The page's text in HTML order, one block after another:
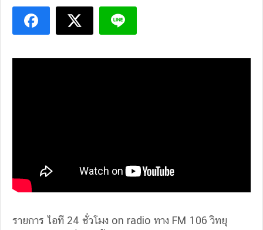
รายการ ไอที 24 ชั่วโมง on radio ทาง FM 106 วิทยุ